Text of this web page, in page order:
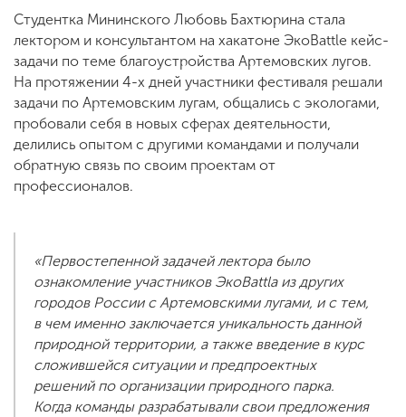
Студентка Мининского Любовь Бахтюрина стала
лектором и консультантом на хакатоне ЭкоBattle кейс-
задачи по теме благоустройства Артемовских лугов.
На протяжении 4-х дней участники фестиваля решали
задачи по Артемовским лугам, общались с экологами,
пробовали себя в новых сферах деятельности,
делились опытом с другими командами и получали
обратную связь по своим проектам от
профессионалов.
«Первостепенной задачей лектора было
ознакомление участников ЭкоBattlа из других
городов России с Артемовскими лугами, и с тем,
в чем именно заключается уникальность данной
природной территории, а также введение в курс
сложившейся ситуации и предпроектных
решений по организации природного парка.
Когда команды разрабатывали свои предложения